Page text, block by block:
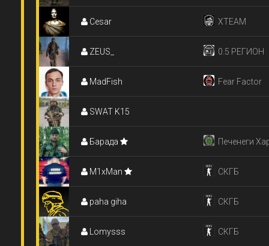
Cesar XTEAM
ZEUS_ 0.5 РЕГИОН
MadFish Fear Factor
SWAT K15
Барада Печенеги
M1xMan СКГБ
paha giha СКГБ
Lomysss СКГБ